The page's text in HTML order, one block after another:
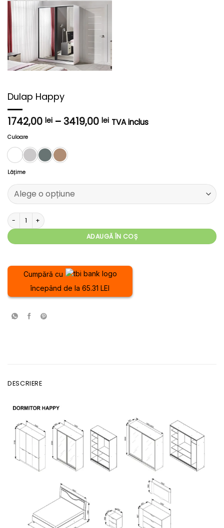
Dulap Happy
1742,00 lei –3419,00 leiInterval
TVA inclus
Culoare
Lățime
Cantitate Dulap Happy
ADAUGĂ ÎN COȘ
Cumpără cu
începând de la 65.31 LEI
DESCRIERE